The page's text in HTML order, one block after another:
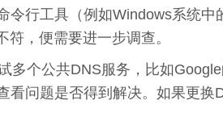
令行工具（例如Windows系统中
，便需要进一步调查。
多个公共DNS服务，比如
看问题是否得到解决。如果更